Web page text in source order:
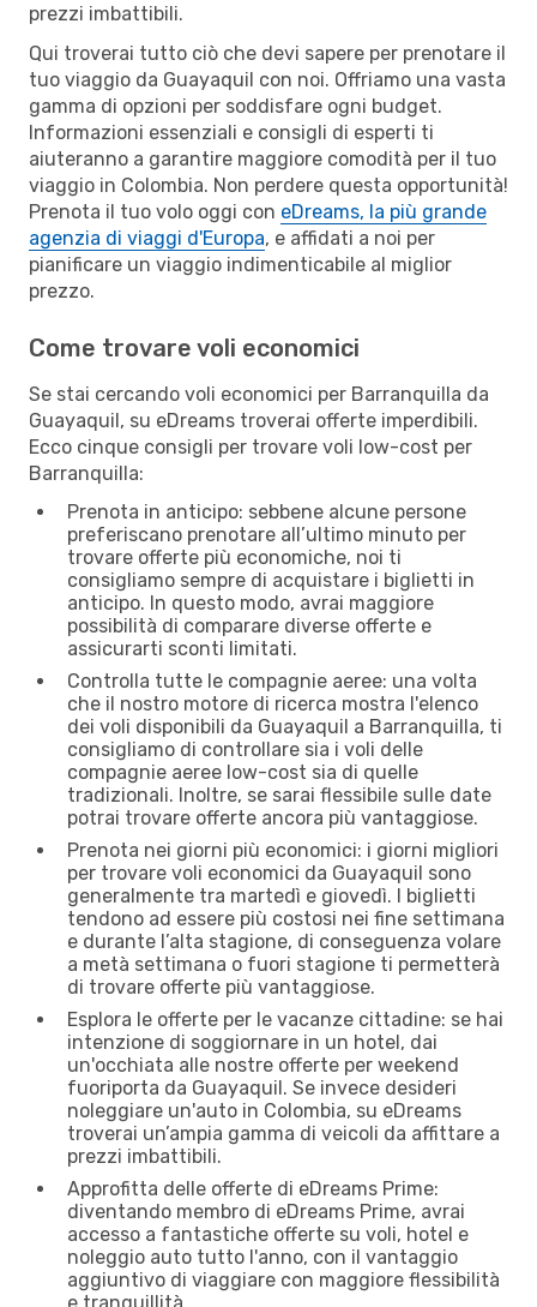
prezzi imbattibili.
Qui troverai tutto ciò che devi sapere per prenotare il
tuo viaggio da Guayaquil con noi. Offriamo una vasta
gamma di opzioni per soddisfare ogni budget.
Informazioni essenziali e consigli di esperti ti
aiuteranno a garantire maggiore comodità per il tuo
viaggio in Colombia. Non perdere questa opportunità!
Prenota il tuo volo oggi con eDreams, la più grande
agenzia di viaggi d'Europa, e affidati a noi per
pianificare un viaggio indimenticabile al miglior
prezzo.
Come trovare voli economici
Se stai cercando voli economici per Barranquilla da
Guayaquil, su eDreams troverai offerte imperdibili.
Ecco cinque consigli per trovare voli low-cost per
Barranquilla:
Prenota in anticipo: sebbene alcune persone
preferiscano prenotare all’ultimo minuto per
trovare offerte più economiche, noi ti
consigliamo sempre di acquistare i biglietti in
anticipo. In questo modo, avrai maggiore
possibilità di comparare diverse offerte e
assicurarti sconti limitati.
Controlla tutte le compagnie aeree: una volta
che il nostro motore di ricerca mostra l'elenco
dei voli disponibili da Guayaquil a Barranquilla, ti
consigliamo di controllare sia i voli delle
compagnie aeree low-cost sia di quelle
tradizionali. Inoltre, se sarai flessibile sulle date
potrai trovare offerte ancora più vantaggiose.
Prenota nei giorni più economici: i giorni migliori
per trovare voli economici da Guayaquil sono
generalmente tra martedì e giovedì. I biglietti
tendono ad essere più costosi nei fine settimana
e durante l’alta stagione, di conseguenza volare
a metà settimana o fuori stagione ti permetterà
di trovare offerte più vantaggiose.
Esplora le offerte per le vacanze cittadine: se hai
intenzione di soggiornare in un hotel, dai
un'occhiata alle nostre offerte per weekend
fuoriporta da Guayaquil. Se invece desideri
noleggiare un'auto in Colombia, su eDreams
troverai un’ampia gamma di veicoli da affittare a
prezzi imbattibili.
Approfitta delle offerte di eDreams Prime:
diventando membro di eDreams Prime, avrai
accesso a fantastiche offerte su voli, hotel e
noleggio auto tutto l'anno, con il vantaggio
aggiuntivo di viaggiare con maggiore flessibilità